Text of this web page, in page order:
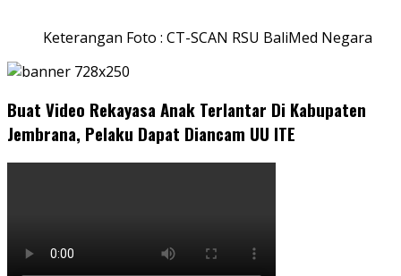
Keterangan Foto : CT-SCAN RSU BaliMed Negara
Buat Video Rekayasa Anak Terlantar Di Kabupaten
Jembrana, Pelaku Dapat Diancam UU ITE